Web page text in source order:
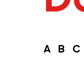
A B C